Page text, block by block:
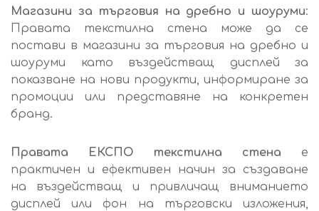
Магазини за търговия на дребно и шоуруми:
Правата текстилна стена може да се
постави в магазини за търговия на дребно и
шоуруми като въздействащ дисплей за
показване на нови продукти, информиране за
промоции или представяне на конкретен
бранд.
Правата ЕКСПО текстилна стена е
практичен и ефективен начин за създаване
на въздействащ и привличащ вниманието
дисплей или фон на търговски изложения,